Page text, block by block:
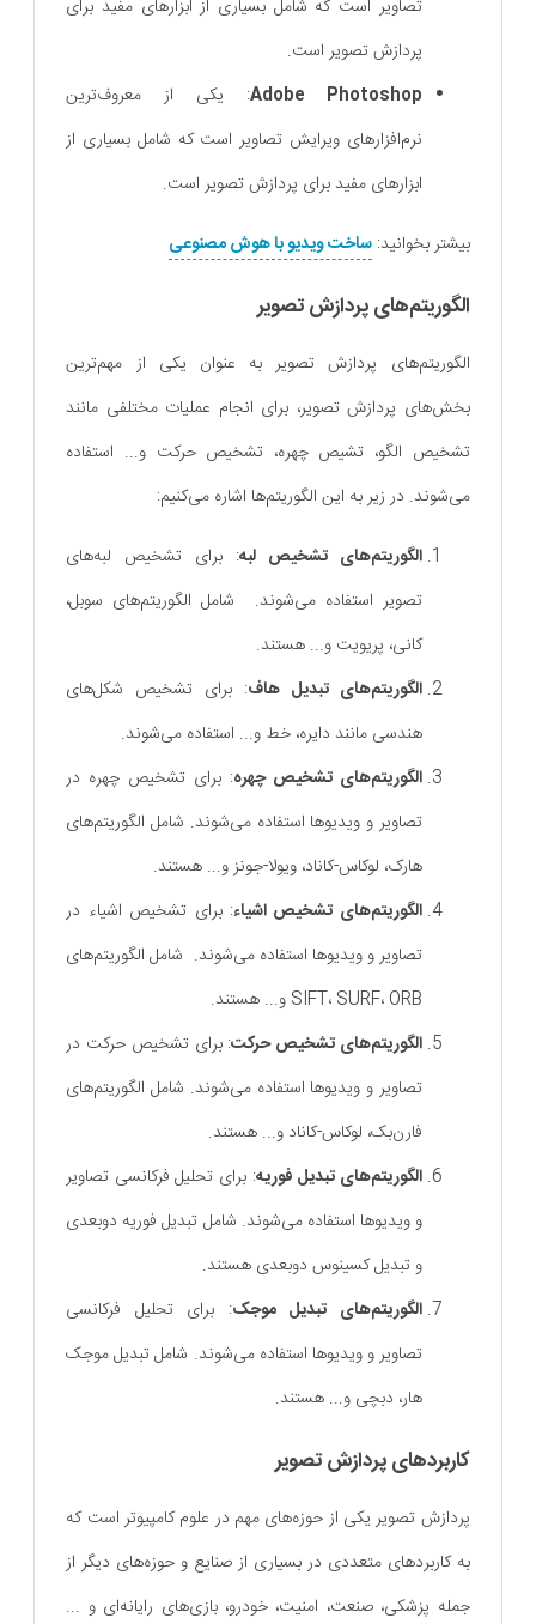
تصاویر است که شامل بسیاری از ابزارهای مفید برای
پردازش تصویر است.
Adobe Photoshop: یکی از معروف‌ترین
نرم‌افزارهای ویرایش تصاویر است که شامل بسیاری از
ابزارهای مفید برای پردازش تصویر است.
بیشتر بخوانید:ساخت ویدیو با هوش مصنوعی
الگوریتم‌های پردازش تصویر
الگوریتم‌های پردازش تصویر به عنوان یکی از مهم‌ترین
بخش‌های پردازش تصویر، برای انجام عملیات مختلفی مانند
تشخیص الگو، تشیص چهره، تشخیص حرکت و... استفاده
می‌شوند. در زیر به این الگوریتم‌ها اشاره می‌کنیم:
الگوریتم‌های تشخیص لبه: برای تشخیص لبه‌های
تصویر استفاده می‌شوند. شامل الگوریتم‌های سوبل،
کانی، پریویت و... هستند.
الگوریتم‌های تبدیل هاف: برای تشخیص شکل‌های
هندسی مانند دایره، خط و... استفاده می‌شوند.
الگوریتم‌های تشخیص چهره: برای تشخیص چهره در
تصاویر و ویدیوها استفاده می‌شوند. شامل الگوریتم‌های
هارک، لوکاس-کاناد، ویولا-جونز و... هستند.
الگوریتم‌های تشخیص اشیاء: برای تشخیص اشیاء در
تصاویر و ویدیوها استفاده می‌شوند. شامل الگوریتم‌های
SIFT، SURF، ORB و... هستند.
الگوریتم‌های تشخیص حرکت: برای تشخیص حرکت در
تصاویر و ویدیوها استفاده می‌شوند. شامل الگوریتم‌های
فارن‌بک، لوکاس-کاناد و... هستند.
الگوریتم‌های تبدیل فوریه: برای تحلیل فرکانسی تصاویر
و ویدیوها استفاده می‌شوند. شامل تبدیل فوریه دوبعدی
و تبدیل کسینوس دوبعدی هستند.
الگوریتم‌های تبدیل موجک: برای تحلیل فرکانسی
تصاویر و ویدیوها استفاده می‌شوند. شامل تبدیل موجک
هار، دبچی و... هستند.
کاربردهای پردازش تصویر
پردازش تصویر یکی از حوزه‌های مهم در علوم کامپیوتر است که
به کاربردهای متعددی در بسیاری از صنایع و حوزه‌های دیگر از
جمله پزشکی، صنعت، امنیت، خودرو، بازی‌های رایانه‌ای و ...